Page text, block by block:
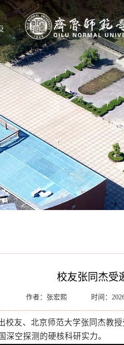
校友张同杰受
作者：张宏熙 时间：
校友、北京师范大学张同杰教
深空探测的硬核科研实力。